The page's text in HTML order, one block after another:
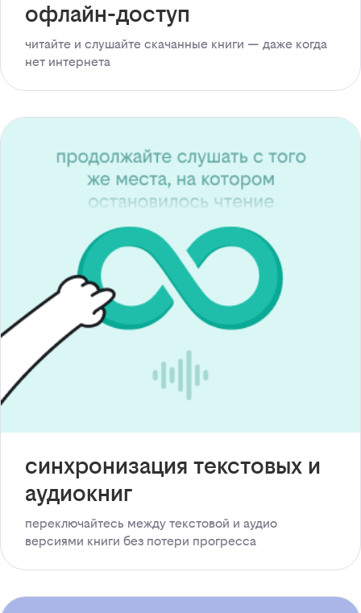
офлайн-доступ
читайте и слушайте скачанные книги — даже когда
нет интернета
синхронизация текстовых и
аудиокниг
переключайтесь между текстовой и аудио
версиями книги без потери прогресса